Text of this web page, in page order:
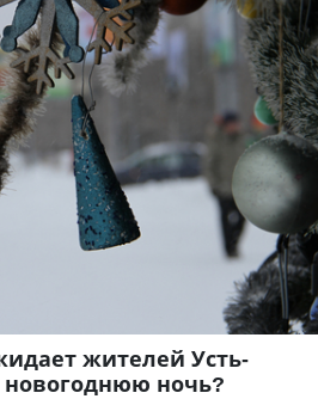
жителей Усть-
новогоднюю ночь?